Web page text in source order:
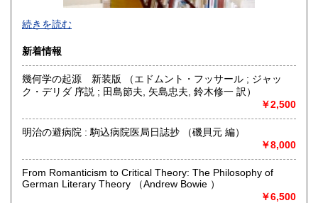
296円
★★★★★2026年夏期休業日のお知らせ★★★★★
2026年8月11日(火・祝)～2026年8月16日(日)の期間は休業致
◎ネット(「日本の古本屋」)の受注はしていますが、御返事
は8月17日(月)以降となります。
◎電話(077―507―6561)は店主携帯に転送されます。
2024年4月より 定休日が水曜・日曜・祝日となっておりま
す。ネットの受注はしておりますが、御返事は定休日の翌日
★書籍状態が記載されていない商品については、「特筆すべ
き欠点なし」とお考え下さい。また、商品の点検には万全を
期しておりますが、見落とした欠点がある場合もございま
続きを読む
新着情報
幾何学の起源 新装版 （エドムント・フッサール ; ジャッ
ク・デリダ 序説 ; 田島節夫, 矢島忠夫, 鈴木修一 訳）
￥2,500
明治の避病院 : 駒込病院医局日誌抄 （磯貝元 編）
￥8,000
From Romanticism to Critical Theory: The Philosophy of
German Literary Theory （Andrew Bowie ）
￥6,500